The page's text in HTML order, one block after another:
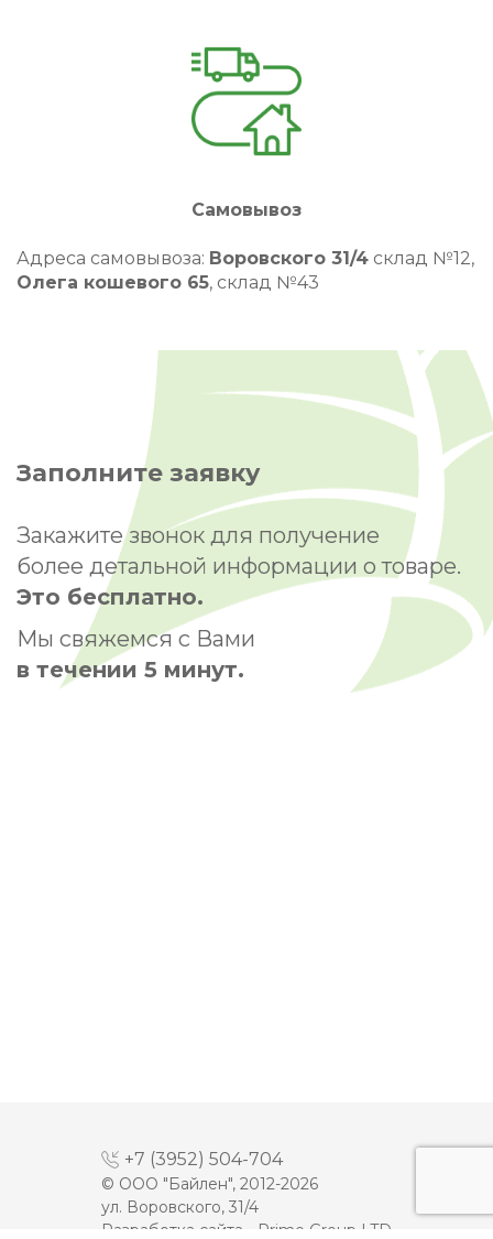
Самовывоз
Адреса самовывоза: Воровского 31/4 склад №12,
Олега кошевого 65, склад №43
Заполните заявку
Закажите звонок для получение
более детальной информации о товаре.
Это бесплатно.
Мы свяжемся с Вами
в течении 5 минут.
+7 (3952) 504-704
© ООО "Байлен", 2012-2026
ул. Воровского, 31/4
Разработка сайта -
Prime Group LTD